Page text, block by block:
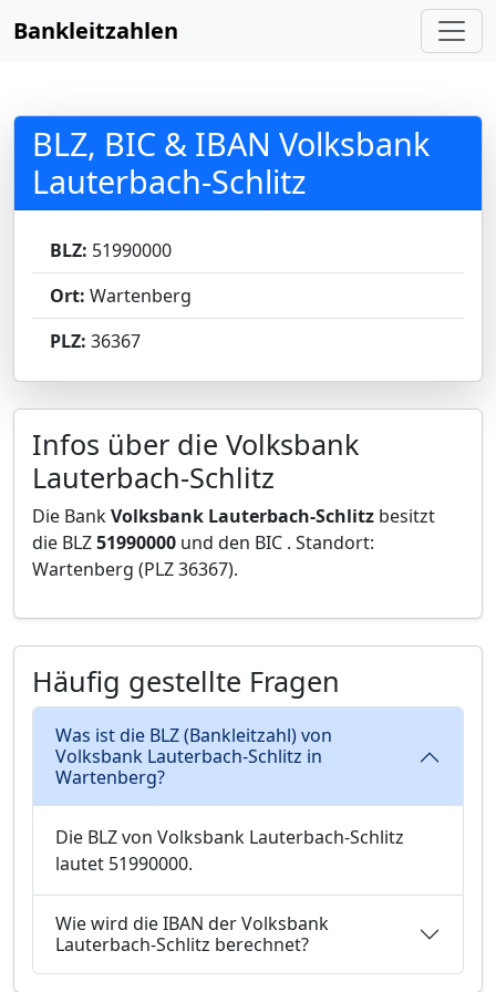
Bankleitzahlen
BLZ, BIC & IBAN Volksbank
Lauterbach-Schlitz
BLZ: 51990000
Ort: Wartenberg
PLZ: 36367
Infos über die Volksbank
Lauterbach-Schlitz
Die BankVolksbank Lauterbach-Schlitz besitzt
die BLZ51990000 und den BIC . Standort:
Wartenberg (PLZ 36367).
Häufig gestellte Fragen
Was ist die BLZ (Bankleitzahl) von
Volksbank Lauterbach-Schlitz in
Wartenberg?
Die BLZ von Volksbank Lauterbach-Schlitz
lautet 51990000.
Wie wird die IBAN der Volksbank
Lauterbach-Schlitz berechnet?